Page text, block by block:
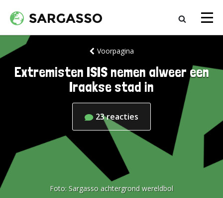
Voorpagina
Extremisten ISIS nemen alweer een
Iraakse stad in
23reacties
Foto: Sargasso achtergrond wereldbol